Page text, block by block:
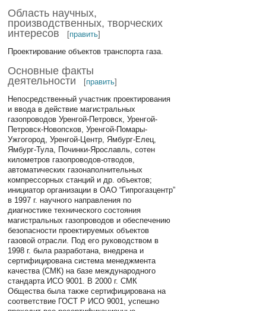
Область научных,
производственных, творческих
интересов
[править]
Проектирование объектов транспорта газа.
Основные факты
деятельности
[править]
Непосредственный участник проектирования
и ввода в действие магистральных
газопроводов Уренгой-Петровск, Уренгой-
Петровск-Новопсков, Уренгой-Помары-
Ужгогород, Уренгой-Центр, Ямбург-Елец,
Ямбург-Тула, Починки-Ярославль, сотен
километров газопроводов-отводов,
автоматических газонаполнительных
компрессорных станций и др. объектов;
инициатор организации в ОАО “Гипрогазцентр”
в 1997 г. научного направления по
диагностике технического состояния
магистральных газопроводов и обеспечению
безопасности проектируемых объектов
газовой отрасли. Под его руководством в
1998 г. была разработана, внедрена и
сертифицирована система менеджмента
качества (СМК) на базе международного
стандарта ИСО 9001. В 2000 г. СМК
Общества была также сертифицирована на
соответствие ГОСТ Р ИСО 9001, успешно